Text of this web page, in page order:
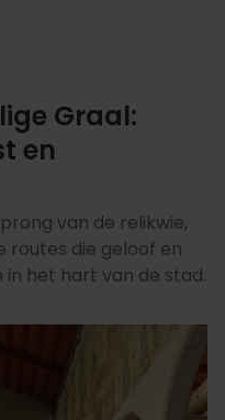
Graal:
en
van de relikwie,
routes die geloof en
het hart van de stad.